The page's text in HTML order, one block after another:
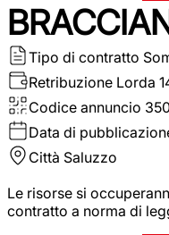
Tipo di contratto
Retribuzione Lorda
Codice annuncio
Data di
Città Saluzzo
Le risorse si
contratto a norma di